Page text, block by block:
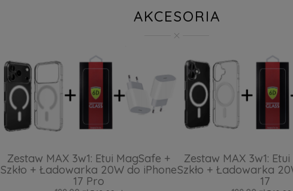
AKCESORIA
Zestaw MAX 3w1: Etui MagSafe +
Szkło + Ładowarka 20W do iPhone
17 Pro
Zestaw MAX 3w1:
Szkło + Ładowarka
17